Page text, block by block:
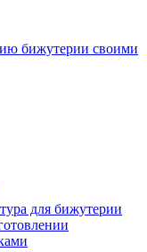
бижутерии своими
для бижутерии